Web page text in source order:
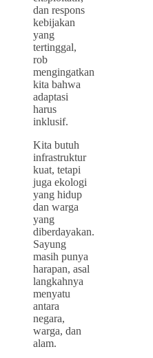
dan respons
kebijakan
yang
tertinggal,
rob
mengingatkan
kita bahwa
adaptasi
harus
inklusif.
Kita butuh
infrastruktur
kuat, tetapi
juga ekologi
yang hidup
dan warga
yang
diberdayakan.
Sayung
masih punya
harapan, asal
langkahnya
menyatu
antara
negara,
warga, dan
alam.